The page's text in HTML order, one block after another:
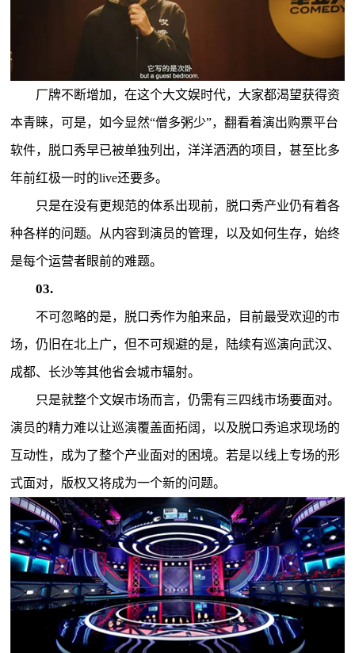
厂牌不断增加，在这个大文娱时代，大家都渴望获得资
本青睐，可是，如今显然“僧多粥少”，翻看着演出购票平台
软件，脱口秀早已被单独列出，洋洋洒洒的项目，甚至比多
年前红极一时的live还要多。
只是在没有更规范的体系出现前，脱口秀产业仍有着各
种各样的问题。从内容到演员的管理，以及如何生存，始终
是每个运营者眼前的难题。
03.
不可忽略的是，脱口秀作为舶来品，目前最受欢迎的市
场，仍旧在北上广，但不可规避的是，陆续有巡演向武汉、
成都、长沙等其他省会城市辐射。
只是就整个文娱市场而言，仍需有三四线市场要面对。
演员的精力难以让巡演覆盖面拓阔，以及脱口秀追求现场的
互动性，成为了整个产业面对的困境。若是以线上专场的形
式面对，版权又将成为一个新的问题。